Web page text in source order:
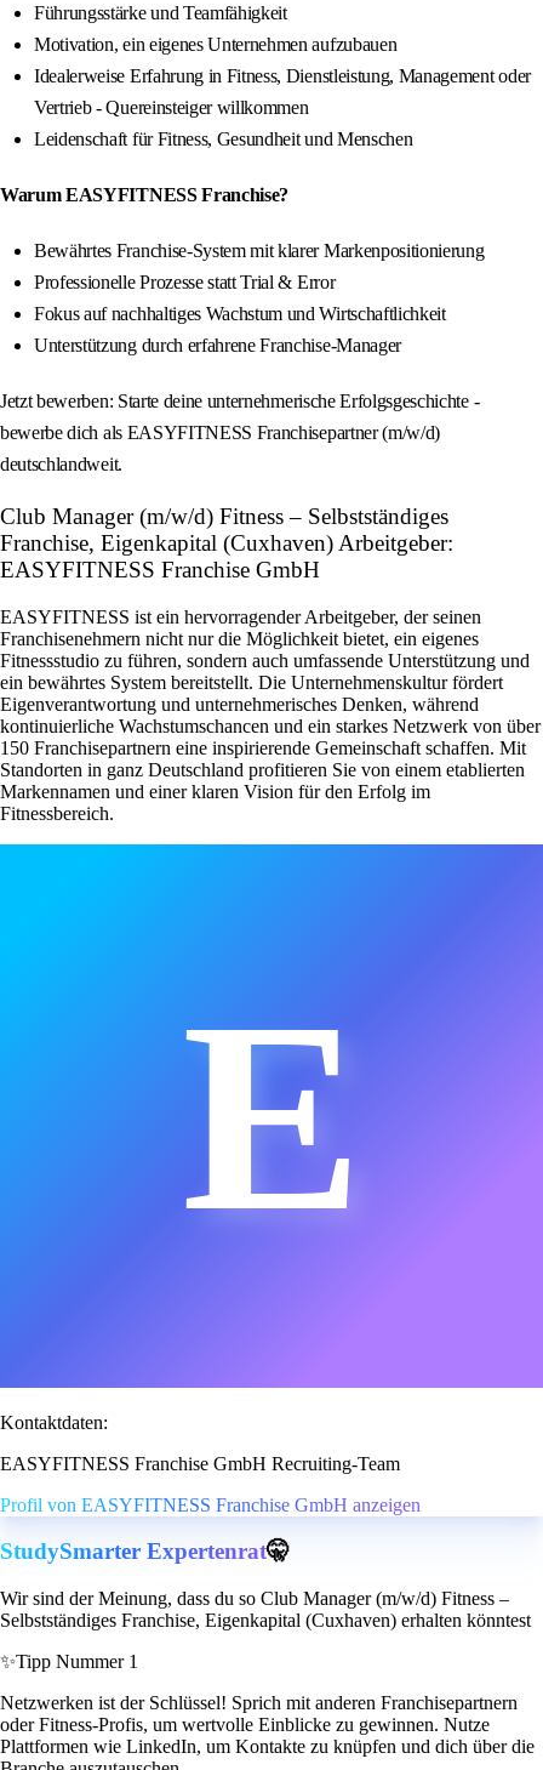
Führungsstärke und Teamfähigkeit
Motivation, ein eigenes Unternehmen aufzubauen
Idealerweise Erfahrung in Fitness, Dienstleistung, Management oder
Vertrieb - Quereinsteiger willkommen
Leidenschaft für Fitness, Gesundheit und Menschen
Warum EASYFITNESS Franchise?
Bewährtes Franchise-System mit klarer Markenpositionierung
Professionelle Prozesse statt Trial & Error
Fokus auf nachhaltiges Wachstum und Wirtschaftlichkeit
Unterstützung durch erfahrene Franchise-Manager
Jetzt bewerben: Starte deine unternehmerische Erfolgsgeschichte -
bewerbe dich als EASYFITNESS Franchisepartner (m/w/d)
deutschlandweit.
Club Manager (m/w/d) Fitness – Selbstständiges
Franchise, Eigenkapital (Cuxhaven) Arbeitgeber:
EASYFITNESS Franchise GmbH
EASYFITNESS ist ein hervorragender Arbeitgeber, der seinen
Franchisenehmern nicht nur die Möglichkeit bietet, ein eigenes
Fitnessstudio zu führen, sondern auch umfassende Unterstützung und
ein bewährtes System bereitstellt. Die Unternehmenskultur fördert
Eigenverantwortung und unternehmerisches Denken, während
kontinuierliche Wachstumschancen und ein starkes Netzwerk von über
150 Franchisepartnern eine inspirierende Gemeinschaft schaffen. Mit
Standorten in ganz Deutschland profitieren Sie von einem etablierten
Markennamen und einer klaren Vision für den Erfolg im
Fitnessbereich.
E
Kontaktdaten:
EASYFITNESS Franchise GmbH Recruiting-Team
Profil von EASYFITNESS Franchise GmbH anzeigen
StudySmarter Expertenrat🤫
Wir sind der Meinung, dass du so Club Manager (m/w/d) Fitness –
Selbstständiges Franchise, Eigenkapital (Cuxhaven) erhalten könntest
✨Tipp Nummer 1
Netzwerken ist der Schlüssel! Sprich mit anderen Franchisepartnern
oder Fitness-Profis, um wertvolle Einblicke zu gewinnen. Nutze
Plattformen wie LinkedIn, um Kontakte zu knüpfen und dich über die